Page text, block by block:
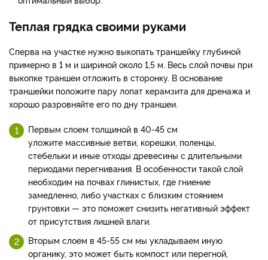
Теплая грядка своими руками
Сперва на участке нужно выкопать траншейку глубиной
примерно в 1 м и шириной около 1,5 м. Весь слой почвы при
выкопке траншеи отложить в сторонку. В основание
траншейки положите пару лопат керамзита для дренажа и
хорошо разровняйте его по дну траншеи.
Первым слоем толщиной в 40-45 см
уложите массивные ветви, корешки, поленцы,
стебельки и иные отходы древесины с длительными
периодами перегнивания. В особенности такой слой
необходим на почвах глинистых, где гниение
замедленно, либо участках с близким стоянием
грунтовки — это поможет снизить негативный эффект
от присутствия лишней влаги.
Вторым слоем в 45-55 см мы укладываем иную
органику, это может быть компост или перегной,